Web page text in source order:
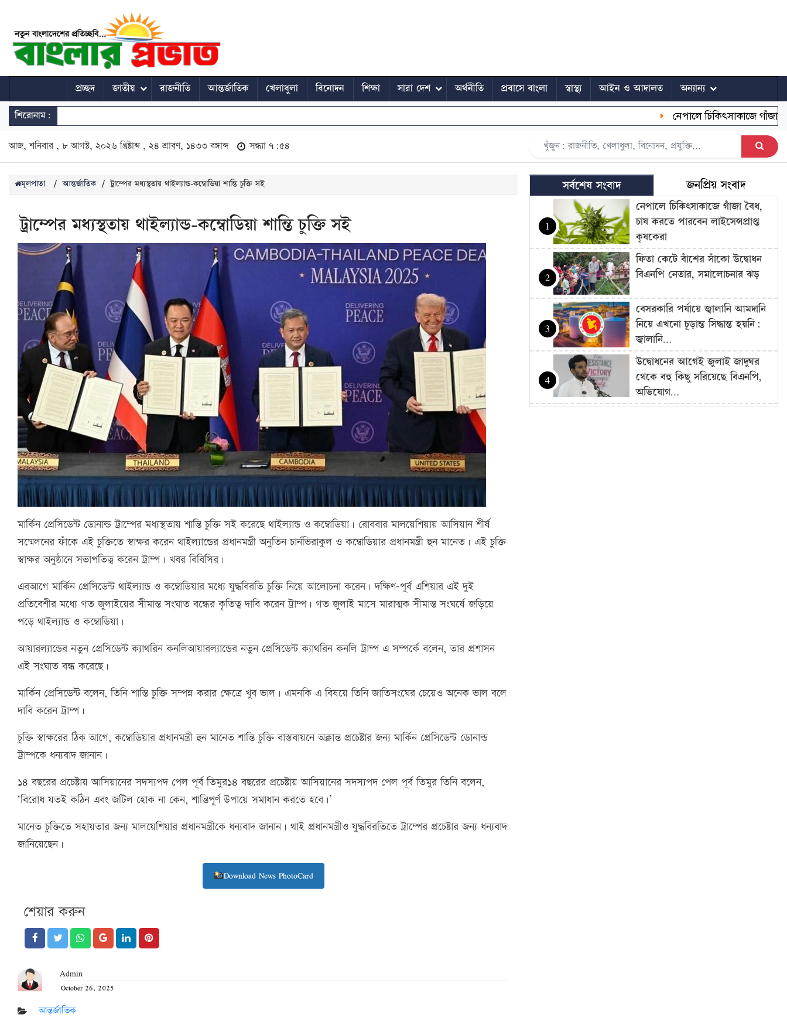
প্রচ্ছদ জাতীয় রাজনীতি আন্তর্জাতিক খেলাধুলা বিনোদন শিক্ষা সারা দেশ অর্থনীতি প্রবাসে বাংলা স্বাস্থ্য আইন ও আদালত অন্যান্য
শিরোনাম: নেপালে চিকিৎসাকাজে গাঁজা বৈধ,
আজ, শনিবার , ৮ আগস্ট, ২০২৬ খ্রিষ্টাব্দ , ২৪ শ্রাবণ, ১৪৩৩ বঙ্গাব্দ সন্ধ্যা ৭:৫৪
মূলপাতা / আন্তর্জাতিক / ট্রাম্পের মধ্যস্থতায় থাইল্যান্ড-কম্বোডিয়া শান্তি চুক্তি সই
ট্রাম্পের মধ্যস্থতায় থাইল্যান্ড-কম্বোডিয়া শান্তি চুক্তি সই
মার্কিন প্রেসিডেন্ট ডোনাল্ড ট্রাম্পের মধ্যস্থতায় শান্তি চুক্তি সই করেছে থাইল্যান্ড ও কম্বোডিয়া। রোববার মালয়েশিয়ায় আসিয়ান শীর্ষ
সম্মেলনের ফাঁকে এই চুক্তিতে স্বাক্ষর করেন থাইল্যান্ডের প্রধানমন্ত্রী অনুতিন চার্নভিরাকুল ও কম্বোডিয়ার প্রধানমন্ত্রী হুন মানেত। এই চুক্তি
স্বাক্ষর অনুষ্ঠানে সভাপতিত্ব করেন ট্রাম্প। খবর বিবিসির।
এরআগে মার্কিন প্রেসিডেন্ট থাইল্যান্ড ও কম্বোডিয়ার মধ্যে যুদ্ধবিরতি চুক্তি নিয়ে আলোচনা করেন। দক্ষিণ-পূর্ব এশিয়ার এই দুই
প্রতিবেশীর মধ্যে গত জুলাইয়ের সীমান্ত সংঘাত বন্ধের কৃতিত্ব দাবি করেন ট্রাম্প। গত জুলাই মাসে মারাত্মক সীমান্ত সংঘর্ষে জড়িয়ে
পড়ে থাইল্যান্ড ও কম্বোডিয়া।
আয়ারল্যান্ডের নতুন প্রেসিডেন্ট ক্যাথরিন কনলিআয়ারল্যান্ডের নতুন প্রেসিডেন্ট ক্যাথরিন কনলি ট্রাম্প এ সম্পর্কে বলেন, তার প্রশাসন
এই সংঘাত বন্ধ করেছে।
মার্কিন প্রেসিডেন্ট বলেন, তিনি শান্তি চুক্তি সম্পন্ন করার ক্ষেত্রে খুব ভাল। এমনকি এ বিষয়ে তিনি জাতিসংঘের চেয়েও অনেক ভাল বলে
দাবি করেন ট্রাম্প।
চুক্তি স্বাক্ষরের ঠিক আগে, কম্বোডিয়ার প্রধানমন্ত্রী হুন মানেত শান্তি চুক্তি বাস্তবায়নে অক্লান্ত প্রচেষ্টার জন্য মার্কিন প্রেসিডেন্ট ডোনাল্ড
ট্রাম্পকে ধন্যবাদ জানান।
১৪ বছরের প্রচেষ্টায় আসিয়ানের সদস্যপদ পেল পূর্ব তিমুর১৪ বছরের প্রচেষ্টায় আসিয়ানের সদস্যপদ পেল পূর্ব তিমুর তিনি বলেন,
‘বিরোধ যতই কঠিন এবং জটিল হোক না কেন, শান্তিপূর্ণ উপায়ে সমাধান করতে হবে।’
মানেত চুক্তিতে সহায়তার জন্য মালয়েশিয়ার প্রধানমন্ত্রীকে ধন্যবাদ জানান। থাই প্রধানমন্ত্রীও যুদ্ধবিরতিতে ট্রাম্পের প্রচেষ্টার জন্য ধন্যবাদ
জানিয়েছেন।
Download News PhotoCard
শেয়ার করুন
Admin
Posted
on
October 26, 2025
আন্তর্জাতিক
সর্বশেষ সংবাদ জনপ্রিয় সংবাদ
1
নেপালে চিকিৎসাকাজে গাঁজা বৈধ,
চাষ করতে পারবেন লাইসেন্সপ্রাপ্ত
কৃষকেরা
2
ফিতা কেটে বাঁশের সাঁকো উদ্বোধন
বিএনপি নেতার, সমালোচনার ঝড়
3
বেসরকারি পর্যায়ে জ্বালানি আমদানি
নিয়ে এখনো চূড়ান্ত সিদ্ধান্ত হয়নি:
জ্বালানি…
4
উদ্বোধনের আগেই জুলাই জাদুঘর
থেকে বহু কিছু সরিয়েছে বিএনপি,
অভিযোগ…